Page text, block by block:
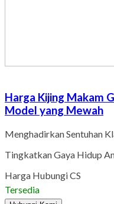
Harga Kijing Makam
Model yang Mewah
Menghadirkan Sentuhan
Tingkatkan Gaya Hidup
Harga Hubungi CS
Tersedia